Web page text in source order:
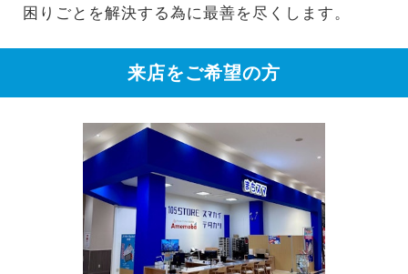
困りごとを解決する為に最善を尽くします。
来店をご希望の方